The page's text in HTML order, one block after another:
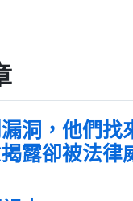
洞，他們找
露卻被法律